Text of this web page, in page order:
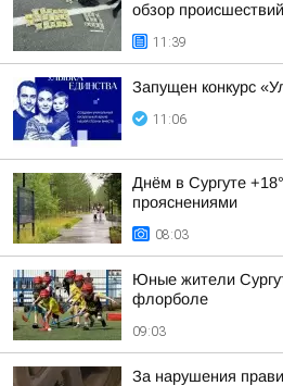
обзор
11:39
Запущен конкурс
11:06
Днём в Сургуте
прояснениями
08:03
Юные жители
флорболе
09:03
За нарушения